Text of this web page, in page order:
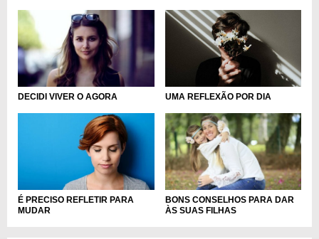
DECIDI VIVER O AGORA UMA REFLEXÃO POR DIA
É PRECISO REFLETIR PARA
MUDAR
BONS CONSELHOS PARA DAR
ÀS SUAS FILHAS